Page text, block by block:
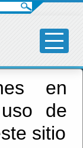
en
de
sitio